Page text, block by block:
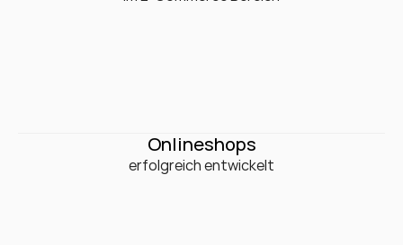
0+
Onlineshops
erfolgreich entwickelt